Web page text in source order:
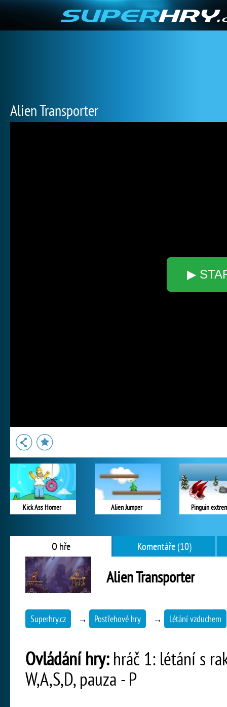
Alien Transporter
▶
Kick Ass Homer Alien Jumper Pinguin
O hře Komentáře (10)
Alien Transporter
Superhry.cz → Postřehové hry → Létání vzduchem
Ovládání hry:hráč 1: létání s
W,A,S,D, pauza - P